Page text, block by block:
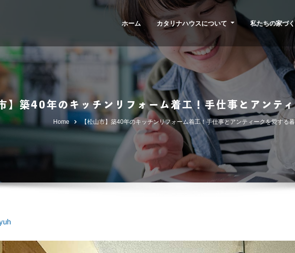
ホーム カタリナハウスについて 私たちの家づ
】築40年のキッチンリフォーム着工！手仕事とアンテ
Home 【松山市】築40年のキッチンリフォーム着工！手仕事とアンティークを愛する